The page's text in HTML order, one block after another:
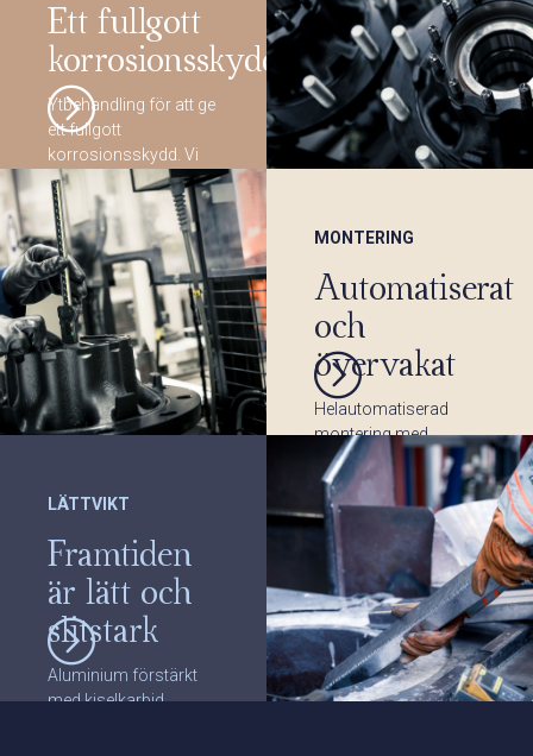
materialkvaliteter.
Ett fullgott
korrosionsskydd
Ytbehandling för att ge
ett fullgott
korrosionsskydd. Vi
har kunskap inom
fosfatering,
elektrodopplackering
(ED) och täckmålning.
MONTERING
Automatiserat
och
övervakat
Helautomatiserad
montering med
övervakning av
lufttemperatur,
luftfuktighet och
luftrenhet.
LÄTTVIKT
Framtiden
är lätt och
slitstark
Aluminium förstärkt
med kiselkarbid